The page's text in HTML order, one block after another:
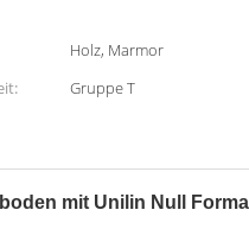
Holz, Marmor
Gruppe T
mit Unilin Null